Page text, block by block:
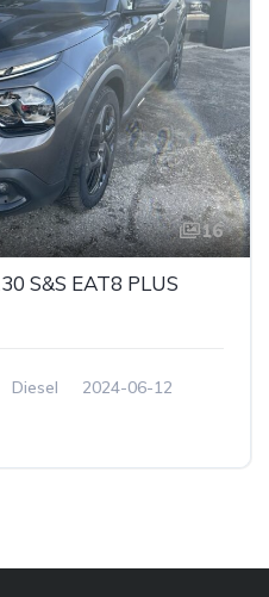
16
S&S EAT8 PLUS
Diesel
2024-06-12